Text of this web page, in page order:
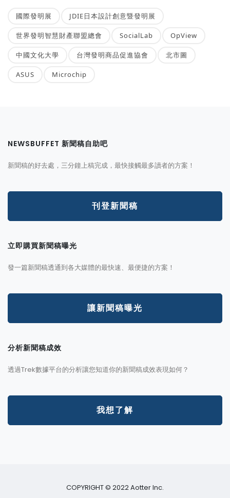
國際發明展 JDIE日本設計創意暨發明展
世界發明智慧財產聯盟總會 SocialLab OpView
中國文化大學 台灣發明商品促進協會 北市圖
ASUS Microchip
NEWSBUFFET 新聞稿自助吧
新聞稿的好去處，三分鐘上稿完成，最快接觸最多讀者的方案！
刊登新聞稿
立即購買新聞稿曝光
發一篇新聞稿透通到各大媒體的最快速、最便捷的方案！
讓新聞稿曝光
分析新聞稿成效
透過Trek數據平台的分析讓您知道你的新聞稿成效表現如何？
我想了解
COPYRIGHT © 2022 Aotter Inc.